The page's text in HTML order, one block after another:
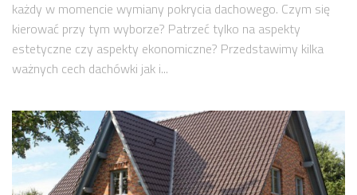
każdy w momencie wymiany pokrycia dachowego. Czym się
kierować przy tym wyborze? Patrzeć tylko na aspekty
estetyczne czy aspekty ekonomiczne? Przedstawimy kilka
ważnych cech dachówki jak i...